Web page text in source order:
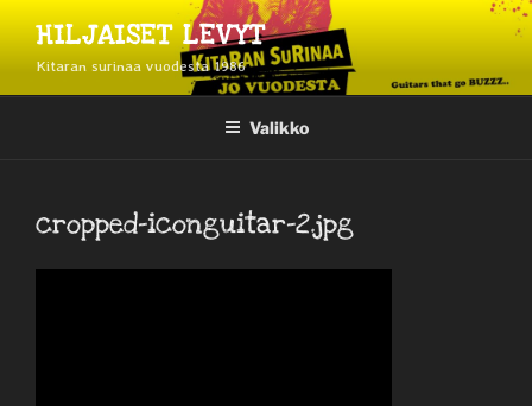
sisältöönHILJAISET LEVYT
Kitaran surinaa vuodesta 1986
Valikko
cropped-iconguitar-2.jpg